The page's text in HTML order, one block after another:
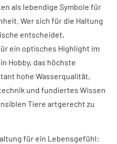
als lebendige Symbole für
Wer sich für die Haltung
entscheidet,
ein optisches Highlight im
Hobby, das höchste
hohe Wasserqualität,
und fundiertes Wissen
Tiere artgerecht zu
für ein Lebensgefühl: